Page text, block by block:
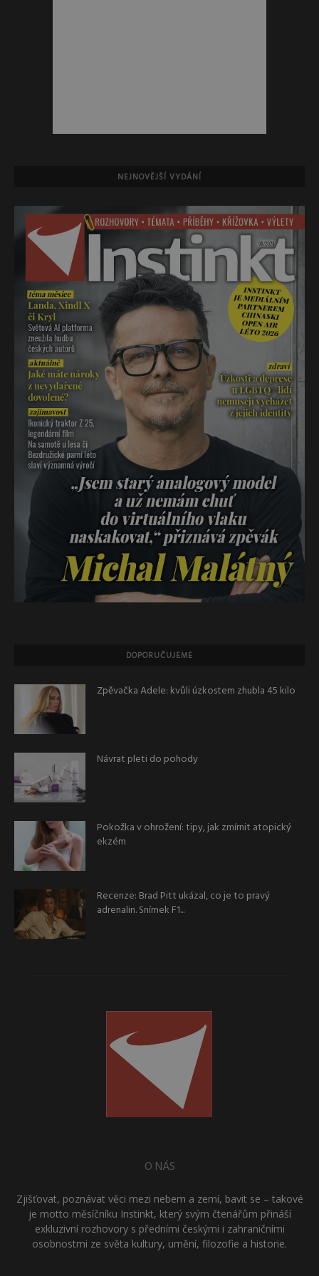
NEJNOVĚJŠÍ VYDÁNÍ
DOPORUČUJEME
Zpěvačka Adele: kvůli úzkostem zhubla 45 kilo
Návrat pleti do pohody
Pokožka v ohrožení: tipy, jak zmírnit atopický
ekzém
Recenze: Brad Pitt ukázal, co je to pravý
adrenalin. Snímek F1...
O NÁS
Zjišťovat, poznávat věci mezi nebem a zemí, bavit se – takové
je motto měsíčníku Instinkt, který svým čtenářům přináší
exkluzivní rozhovory s předními českými i zahraničními
osobnostmi ze světa kultury, umění, filozofie a historie.